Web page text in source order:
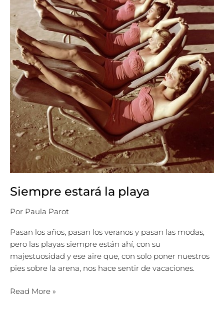
Siempre estará la playa
Por Paula Parot
Pasan los años, pasan los veranos y pasan las modas,
pero las playas siempre están ahí, con su
majestuosidad y ese aire que, con solo poner nuestros
pies sobre la arena, nos hace sentir de vacaciones.
Read More »